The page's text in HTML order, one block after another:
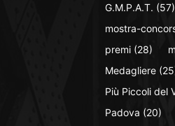
G.M.P.A.T. (57)
mostra-
premi (28)
Medagliere
Più Piccoli del
Padova (20)